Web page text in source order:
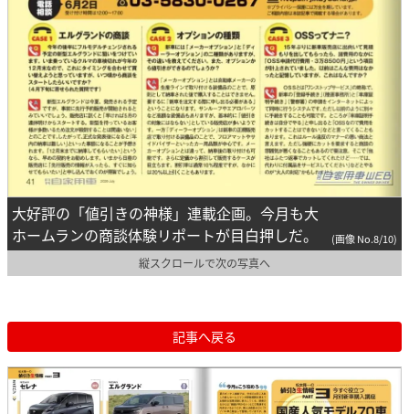
大好評の「値引きの神様」連載企画。今月も大
ホームランの商談体験リポートが目白押しだ。
(画像 No.8/10)
縦スクロールで次の写真へ
記事へ戻る